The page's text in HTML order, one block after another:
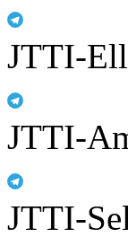
JTTI-
JTTI-
JTTI-